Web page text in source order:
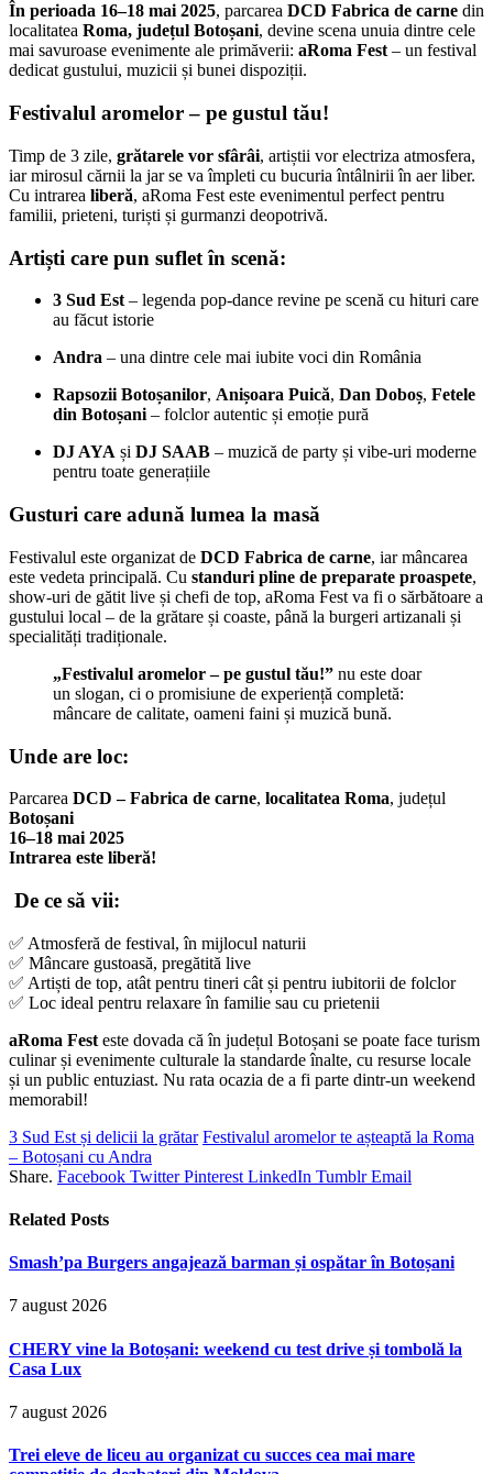
În perioada 16–18 mai 2025, parcarea DCD Fabrica de carne din
localitatea Roma, județul Botoșani, devine scena unuia dintre cele
mai savuroase evenimente ale primăverii: aRoma Fest– un festival
dedicat gustului, muzicii și bunei dispoziții.
Festivalul aromelor – pe gustul tău!
Timp de 3 zile, grătarele vor sfârâi, artiștii vor electriza atmosfera,
iar mirosul cărnii la jar se va împleti cu bucuria întâlnirii în aer liber.
Cu intrarea liberă, aRoma Fest este evenimentul perfect pentru
familii, prieteni, turiști și gurmanzi deopotrivă.
Artiști care pun suflet în scenă:
3 Sud Est – legenda pop-dance revine pe scenă cu hituri care
au făcut istorie
Andra – una dintre cele mai iubite voci din România
Rapsozii Botoșanilor, Anișoara Puică, Dan Doboș, Fetele
din Botoșani – folclor autentic și emoție pură
DJ AYA și DJ SAAB – muzică de party și vibe-uri moderne
pentru toate generațiile
Gusturi care adună lumea la masă
Festivalul este organizat de DCD Fabrica de carne, iar mâncarea
este vedeta principală. Cu standuri pline de preparate proaspete,
show-uri de gătit live și chefi de top, aRoma Fest va fi o sărbătoare a
gustului local – de la grătare și coaste, până la burgeri artizanali și
specialități tradiționale.
„Festivalul aromelor – pe gustul tău!” nu este doar
un slogan, ci o promisiune de experiență completă:
mâncare de calitate, oameni faini și muzică bună.
Unde are loc:
Parcarea DCD – Fabrica de carne, localitatea Roma, județul
Botoșani
16–18 mai 2025
Intrarea este liberă!
De ce să vii:
✅ Atmosferă de festival, în mijlocul naturii
✅ Mâncare gustoasă, pregătită live
✅ Artiști de top, atât pentru tineri cât și pentru iubitorii de folclor
✅ Loc ideal pentru relaxare în familie sau cu prietenii
aRoma Fest este dovada că în județul Botoșani se poate face turism
culinar și evenimente culturale la standarde înalte, cu resurse locale
și un public entuziast. Nu rata ocazia de a fi parte dintr-un weekend
memorabil!
3 Sud Est și delicii la grătar Festivalul aromelor te așteaptă la Roma
– Botoșani cu Andra
Share. Facebook Twitter Pinterest LinkedIn Tumblr Email
Related Posts
Smash’pa Burgers angajează barman și ospătar în Botoșani
7 august 2026
CHERY vine la Botoșani: weekend cu test drive și tombolă la
Casa Lux
7 august 2026
Trei eleve de liceu au organizat cu succes cea mai mare